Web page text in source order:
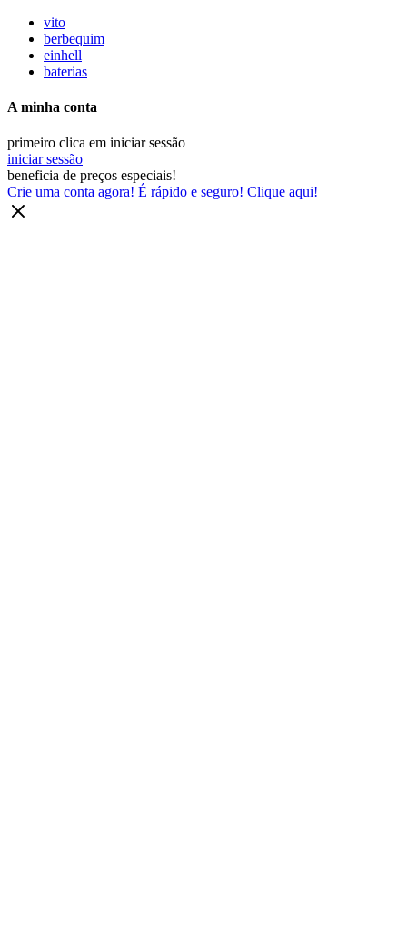
vito
berbequim
einhell
baterias
A minha conta
primeiro clica em iniciar sessão
iniciar sessão
beneficia de preços especiais!
Crie uma conta agora! É rápido e seguro! Clique aqui!